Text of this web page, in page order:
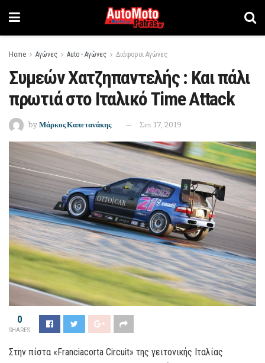
Home Αγώνες Auto - Αγώνες Διάφοροι Αγώνες
Συμεών Χατζηπαντελής : Και πάλι
πρωτιά στο Ιταλικό Time Attack
by Μάρκος Καπετανάκης Σεπ 17, 2019
0
SHARES
Στην πίστα « Franciacorta Circuit» της γειτονικής Ιταλίας